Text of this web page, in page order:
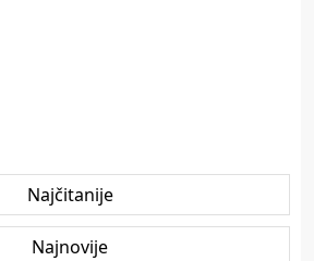
Najčitanije
Najnovije